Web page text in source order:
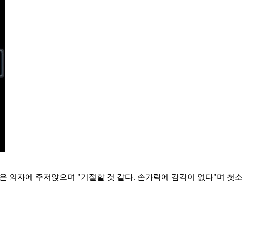
의자에 주저앉으며 "기절할 것 같다. 손가락에 감각이 없다"며 첫소